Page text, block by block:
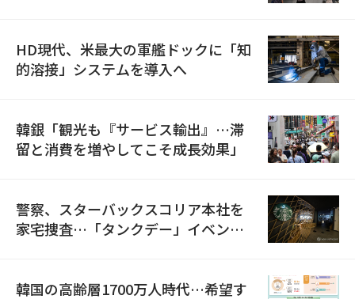
HD現代、米最大の軍艦ドックに「知
的溶接」システムを導入へ
韓銀「観光も『サービス輸出』…滞
留と消費を増やしてこそ成長効果」
警察、スターバックスコリア本社を
家宅捜査…「タンクデー」イベント
韓国の高齢層1700万人時代…希望す